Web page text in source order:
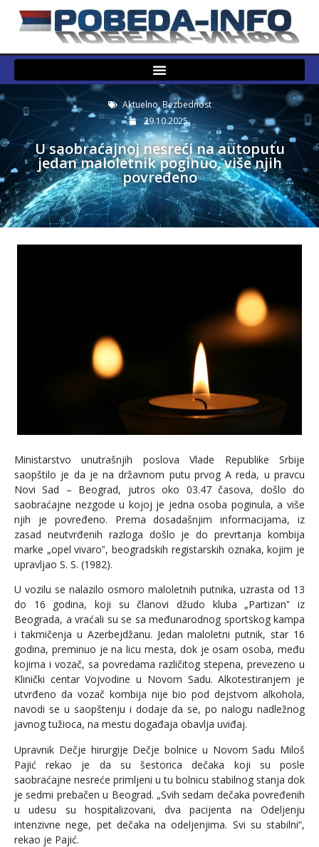
Aktuelno,Bezbednost
29.10.2025.
U saobraćajnoj nesreći na autoputu
jedan maloletnik poginuo, više njih
povređeno
Ministarstvo unutrašnjih poslova Vlade Republike Srbije
saopštilo je da je na državnom putu prvog A reda, u pravcu
Novi Sad – Beograd, jutros oko 03.47 časova, došlo do
saobraćajne nezgode u kojoj je jedna osoba poginula, a više
njih je povređeno. Prema dosadašnjim informacijama, iz
zasad neutvrđenih razloga došlo je do prevrtanja kombija
marke „opel vivaroˮ, beogradskih registarskih oznaka, kojim je
upravljao S. S. (1982).
U vozilu se nalazilo osmoro maloletnih putnika, uzrasta od 13
do 16 godina, koji su članovi džudo kluba „Partizanˮ iz
Beograda, a vraćali su se sa međunarodnog sportskog kampa
i takmičenja u Azerbejdžanu. Jedan maloletni putnik, star 16
godina, preminuo je na licu mesta, dok je osam osoba, među
kojima i vozač, sa povredama različitog stepena, prevezeno u
Klinički centar Vojvodine u Novom Sadu. Alkotestiranjem je
utvrđeno da vozač kombija nije bio pod dejstvom alkohola,
navodi se u saopštenju i dodaje da se, po nalogu nadležnog
javnog tužioca, na mestu događaja obavlja uviđaj.
Upravnik Dečje hirurgije Dečje bolnice u Novom Sadu Miloš
Pajić rekao je da su šestorica dečaka koji su posle
saobraćajne nesreće primljeni u tu bolnicu stabilnog stanja dok
je sedmi prebačen u Beograd. „Svih sedam dečaka povređenih
u udesu su hospitalizovani, dva pacijenta na Odeljenju
intenzivne nege, pet dečaka na odeljenjima. Svi su stabilni“,
rekao je Pajić.